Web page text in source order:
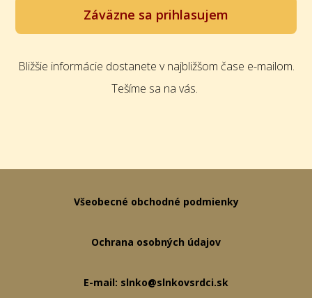
Záväzne sa prihlasujem
Bližšie informácie dostanete v najbližšom čase e-mailom.
Tešíme sa na vás.
Všeobecné obchodné podmienky
Ochrana osobných údajov
E-mail: slnko@slnkovsrdci.sk